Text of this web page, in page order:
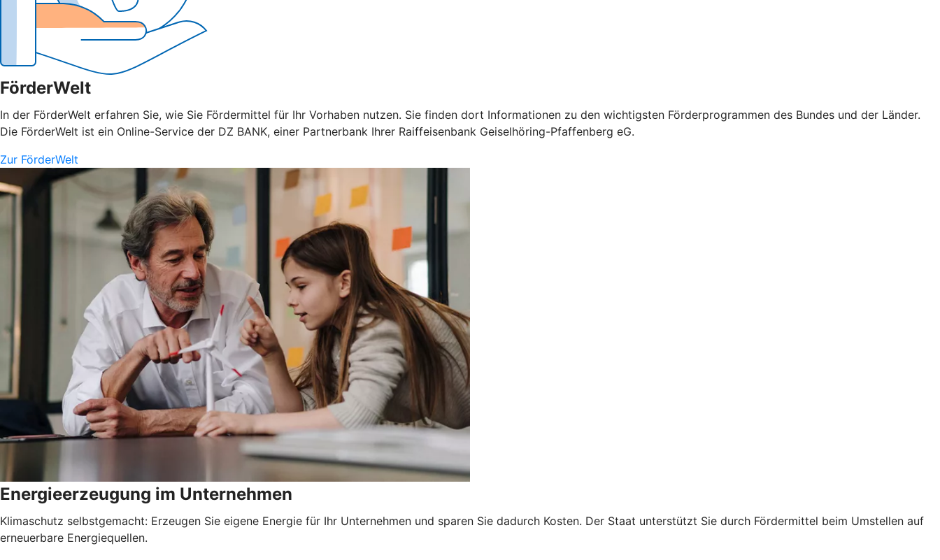
FörderWelt
In der FörderWelt erfahren Sie, wie Sie Fördermittel für Ihr Vorhaben nutzen. Sie finden dort Informationen zu den wichtigsten Förderprogrammen des Bundes und der Länder.
Die FörderWelt ist ein Online-Service der DZ BANK, einer Partnerbank Ihrer Raiffeisenbank Geiselhöring-Pfaffenberg eG.
Zur FörderWelt
Energieerzeugung im Unternehmen
Klimaschutz selbstgemacht: Erzeugen Sie eigene Energie für Ihr Unternehmen und sparen Sie dadurch Kosten. Der Staat unterstützt Sie durch Fördermittel beim Umstellen auf
erneuerbare Energiequellen.